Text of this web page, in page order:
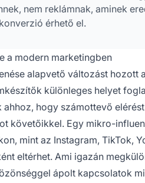
nem reklámnak, aminek
érhető el.
a modern marketingben
alapvető változást hozott
különleges helyet
hogy számottevő
követőikkel. Egy mikro-
mint az Instagram, TikTok,
eltérhet. Ami igazán
ápolt kapcsolatok